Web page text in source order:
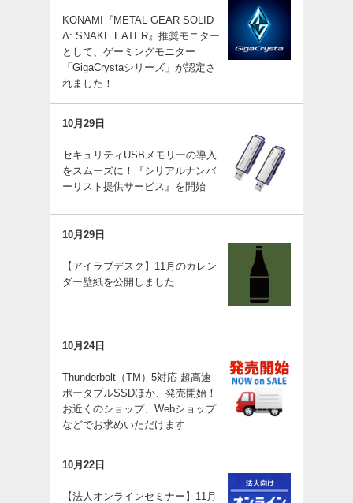
KONAMI『METAL GEAR SOLID
Δ: SNAKE EATER』推奨モニター
として、ゲーミングモニター
「GigaCrystaシリーズ」が認定さ
れました！
10月29日
セキュリティUSBメモリーの導入
をスムーズに！『シリアルナンバ
ーリスト提供サービス』を開始
10月29日
【アイラブデスク】11月のカレン
ダー壁紙を公開しました
10月24日
Thunderbolt（TM）5対応 超高速
ポータブルSSDほか、発売開始！
お近くのショップ、Webショップ
などでお求めいただけます
10月22日
【法人オンラインセミナー】11月